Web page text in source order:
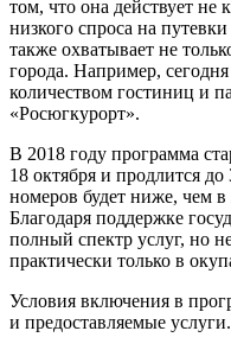
том, что она действует не
низкого спроса на
также охватывает не
города. Например,
количеством гостиниц и
«Росюгкурорт».
В 2018 году программа
18 октября и продлится
номеров будет ниже, чем
Благодаря поддержке
полный спектр услуг, но
практически только в
Условия включения в
и предоставляемые услуги.